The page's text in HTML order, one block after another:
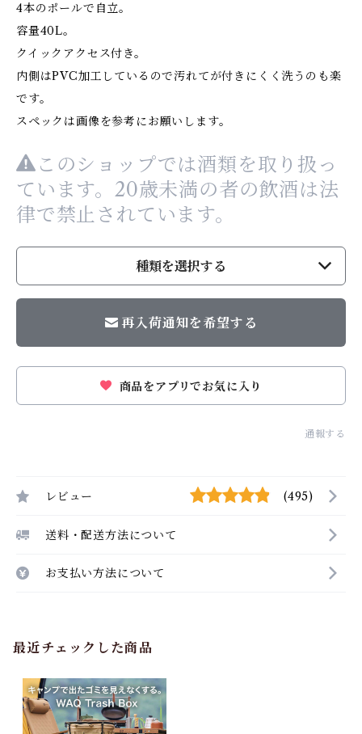
4本のポールで自立。
容量40L。
クイックアクセス付き。
内側はPVC加工しているので汚れてが付きにくく洗うのも楽
です。
スペックは画像を参考にお願いします。
このショップでは酒類を取り扱っ
ています。20歳未満の者の飲酒は法
律で禁止されています。
種類を選択する
再入荷通知を希望する
商品をアプリでお気に入り
通報する
レビュー (495)
送料・配送方法について
お支払い方法について
最近チェックした商品